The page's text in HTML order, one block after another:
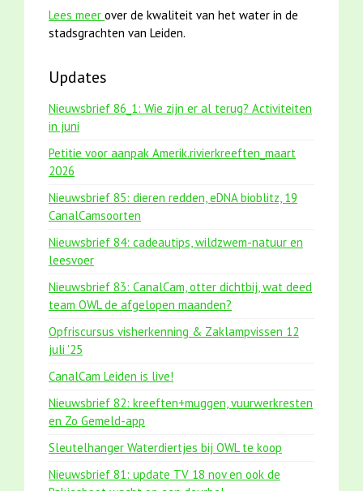
Lees meer over de kwaliteit van het water in de
stadsgrachten van Leiden.
Updates
Nieuwsbrief 86_1: Wie zijn er al terug? Activiteiten
in juni
Petitie voor aanpak Amerik.rivierkreeften_maart
2026
Nieuwsbrief 85: dieren redden, eDNA bioblitz, 19
CanalCamsoorten
Nieuwsbrief 84: cadeautips, wildzwem-natuur en
leesvoer
Nieuwsbrief 83: CanalCam, otter dichtbij, wat deed
team OWL de afgelopen maanden?
Opfriscursus visherkenning & Zaklampvissen 12
juli '25
CanalCam Leiden is live!
Nieuwsbrief 82: kreeften+muggen, vuurwerkresten
en Zo Gemeld-app
Sleutelhanger Waterdiertjes bij OWL te koop
Nieuwsbrief 81: update TV 18 nov en ook de